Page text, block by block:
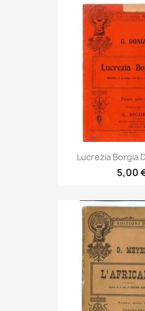
Lucrezia Borgia
5,00